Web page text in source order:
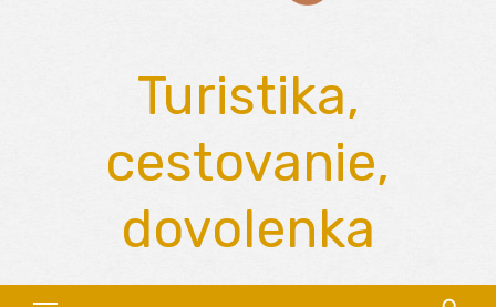
Turistika,
cestovanie,
dovolenka